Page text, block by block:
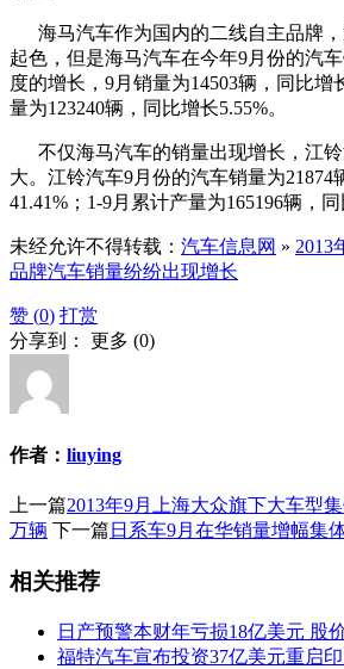
海马汽车作为国内的二线自主品牌，
起色，但是海马汽车在今年9月份的汽
度的增长，9月销量为14503辆，同比增
量为123240辆，同比增长5.55%。
不仅海马汽车的销量出现增长，江铃
大。江铃汽车9月份的汽车销量为21874
41.41%；1-9月累计产量为165196辆，同
未经允许不得转载： 汽车信息网 » 2013
品牌汽车销量纷纷出现增长
赞 (0) 打赏
分享到： 更多 (0)
作者： liuying
上一篇2013年9月上海大众旗下大车型
万辆 下一篇 日系车9月在华销量增幅集
相关推荐
日产预警本财年亏损18亿美元 股
福特汽车宣布投资37亿美元重启